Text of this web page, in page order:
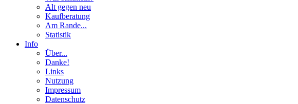
Alt gegen neu
Kaufberatung
Am Rande...
Statistik
Info
Über...
Danke!
Links
Nutzung
Impressum
Datenschutz